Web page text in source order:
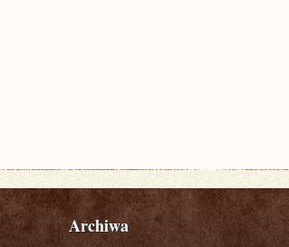
Archiwa